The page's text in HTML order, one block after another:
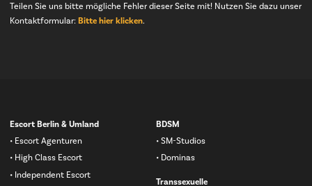
Teilen Sie uns bitte mögliche Fehler dieser Seite mit! Nutzen Sie dazu unser
Kontaktformular: Bitte hier klicken.
Navigation
überspringen
Escort Berlin & Umland
Escort Agenturen
High Class Escort
Independent Escort
BDSM
SM-Studios
Dominas
Transsexuelle